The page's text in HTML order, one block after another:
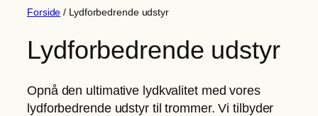
Forside / Lydforbedrende udstyr
Lydforbedrende udstyr
Opnå den ultimative lydkvalitet med vores
lydforbedrende udstyr til trommer. Vi tilbyder